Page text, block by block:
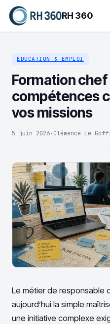
RH 360
ÉDUCATION & EMPLOI
Formation
compétences
vos missions
5 juin 2026·Clémence Le
Le métier de responsable
aujourd’hui la simple
une initiative complexe